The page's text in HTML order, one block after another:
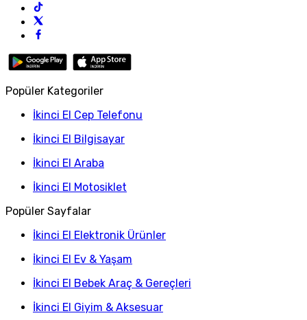
Popüler Kategoriler
İkinci El Cep Telefonu
İkinci El Bilgisayar
İkinci El Araba
İkinci El Motosiklet
Popüler Sayfalar
İkinci El Elektronik Ürünler
İkinci El Ev & Yaşam
İkinci El Bebek Araç & Gereçleri
İkinci El Giyim & Aksesuar